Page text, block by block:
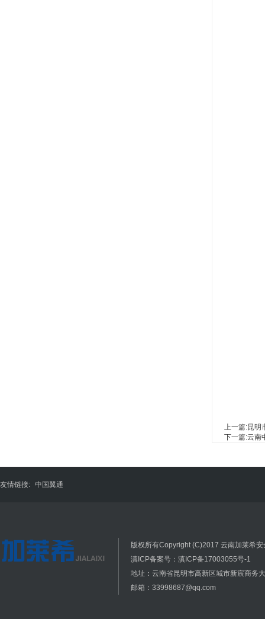
上一篇:昆明
下一篇:云南
友情链接: 中国翼通
版权所有Copyright (C)2017 云南加莱希
滇ICP备案号：滇ICP备17003055号-1
地址：云南省昆明市高新区城市新宸商务
邮箱：33998687@qq.com